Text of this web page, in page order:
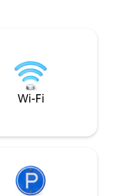
pochopené
a menej divokých
Bieszczady.
Wi-Fi